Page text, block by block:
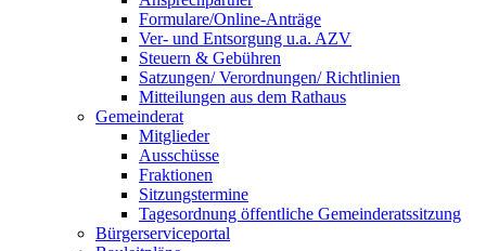
Formulare/Online-Anträge
Ver- und Entsorgung u.a. AZV
Steuern & Gebühren
Satzungen/ Verordnungen/ Richtlinien
Mitteilungen aus dem Rathaus
Gemeinderat
Mitglieder
Ausschüsse
Fraktionen
Sitzungstermine
Tagesordnung öffentliche Gemeinderatssitzung
Bürgerserviceportal